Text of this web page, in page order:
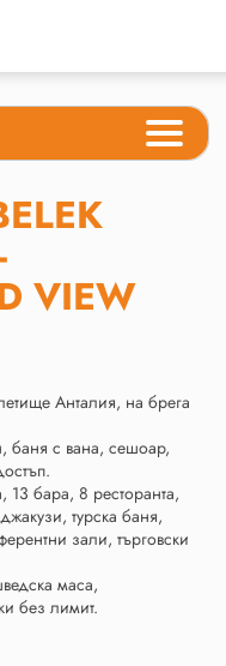
VIEW
Анталия, на брега
баня с вана, сешоар,
13 бара, 8 ресторанта,
турска баня,
зали, търговски
маса,
без лимит.